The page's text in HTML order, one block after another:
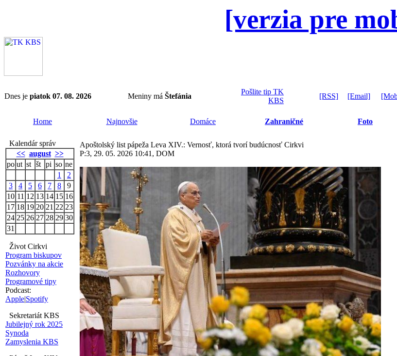
[verzia pre
Dnes je piatok 07. 08. 2026 Meniny má Štefánia
Pošlite tip TK
KBS
[RSS] [Email]
Home Najnovšie Domáce Zahraničné Foto
Kalendár správ
<< august >>
po ut st št pi so ne
1
2
3
4 5 6 7 8
9
10 11 12 13 14 15 16
17 18 19 20 21 22 23
24 25 26 27 28 29 30
31
Život Cirkvi
Program biskupov
Pozvánky na akcie
Rozhovory
Programové tipy
Podcast:
Apple|Spotify
Sekretariát KBS
Jubilejný rok 2025
Synoda
Zamyslenia KBS
Apoštolský list pápeža Leva XIV.: Vernosť, ktorá tvorí budúcnosť Cirkvi
P:3, 29. 05. 2026 10:41, DOM